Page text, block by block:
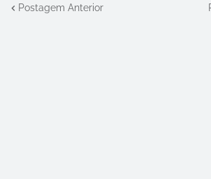
Postagem Anterior